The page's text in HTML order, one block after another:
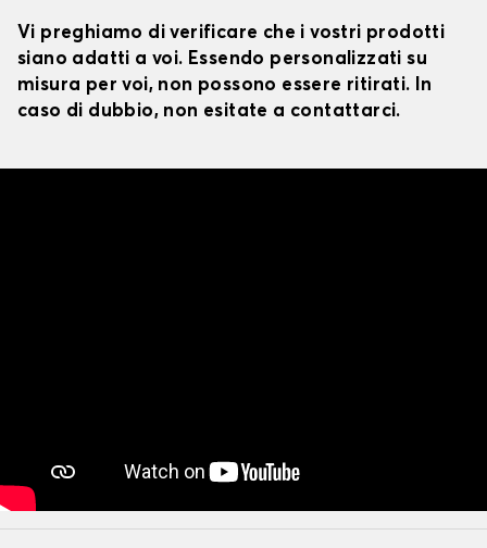
Vi preghiamo di verificare che i vostri prodotti
siano adatti a voi. Essendo personalizzati su
misura per voi, non possono essere ritirati. In
caso di dubbio, non esitate a contattarci.